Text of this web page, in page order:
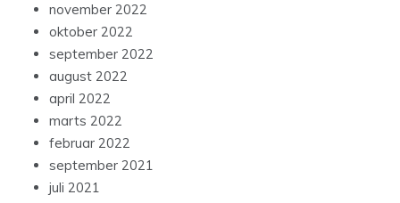
november 2022
oktober 2022
september 2022
august 2022
april 2022
marts 2022
februar 2022
september 2021
juli 2021